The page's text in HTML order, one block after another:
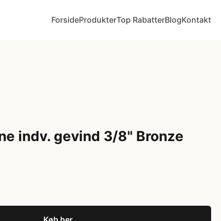
ForsideProdukterTop RabatterBlogKontakt
indv. gevind 3/8" Bronze